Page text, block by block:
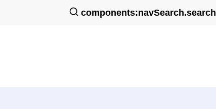
components:navSearch.search